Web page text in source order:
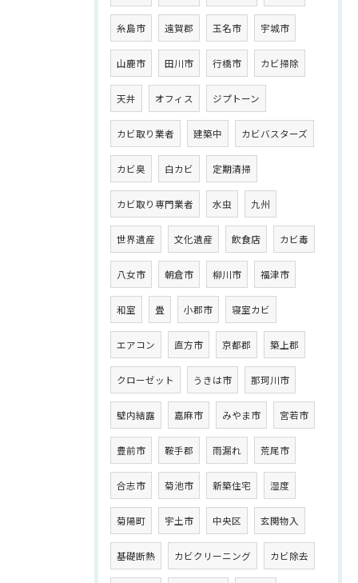
糸島市 遠賀郡 玉名市 宇城市
山鹿市 田川市 行橋市 カビ掃除
天井 オフィス ジプトーン
カビ取り業者 建築中 カビバスターズ
カビ臭 白カビ 定期清掃
カビ取り専門業者 水虫 九州
世界遺産 文化遺産 飲食店 カビ毒
八女市 朝倉市 柳川市 福津市
和室 畳 小郡市 寝室カビ
エアコン 直方市 京都郡 築上郡
クローゼット うきは市 那珂川市
壁内結露 嘉麻市 みやま市 宮若市
豊前市 鞍手郡 雨漏れ 荒尾市
合志市 菊池市 新築住宅 湿度
菊陽町 宇土市 中央区 玄関物入
基礎断熱 カビクリーニング カビ除去